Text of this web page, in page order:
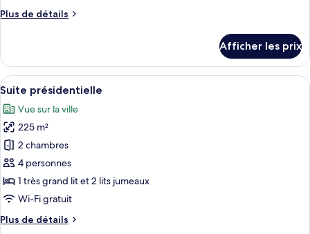
chambre :
Deluxe
Plus de détails
Plus
Chambre
triple
Deluxe
Afficher les prix
Afficher
toutes
les
photos
pour
ce
type
de
chambre :
Suite
Une chambre d’hôtel moderne
3
Suite présidentielle
Vue sur la ville
225 m²
2 chambres
4 personnes
1 très grand lit et 2 lits jumeaux
Wi-Fi gratuit
Plus de détails
Plus